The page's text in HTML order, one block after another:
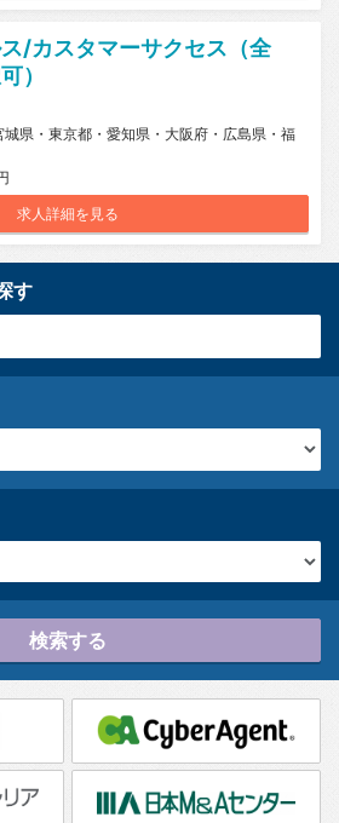
/カスタマーサクセス（全
）
県・東京都・愛知県・大阪府・広島県・福
求人詳細を見る
す
検索する